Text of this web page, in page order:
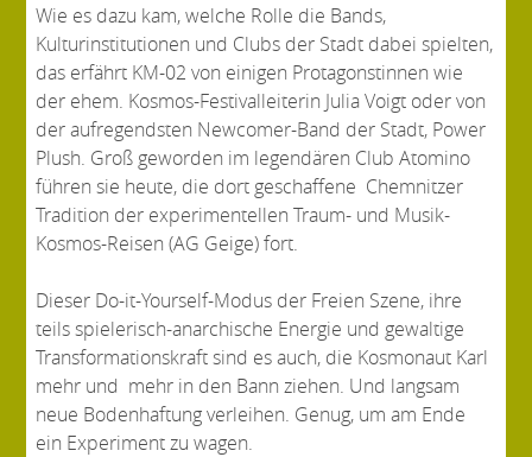
Wie es dazu kam, welche Rolle die Bands,
Kulturinstitutionen und Clubs der Stadt dabei spielten,
das erfährt KM-02 von einigen Protagonstinnen wie
der ehem. Kosmos-Festivalleiterin Julia Voigt oder von
der aufregendsten Newcomer-Band der Stadt, Power
Plush. Groß geworden im legendären Club Atomino
führen sie heute, die dort geschaffene Chemnitzer
Tradition der experimentellen Traum- und Musik-
Kosmos-Reisen (AG Geige) fort.
Dieser Do-it-Yourself-Modus der Freien Szene, ihre
teils spielerisch-anarchische Energie und gewaltige
Transformationskraft sind es auch, die Kosmonaut Karl
mehr und mehr in den Bann ziehen. Und langsam
neue Bodenhaftung verleihen. Genug, um am Ende
ein Experiment zu wagen.